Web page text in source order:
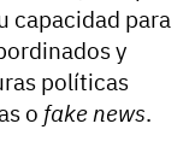
capacidad para
y
políticas
o fake news.